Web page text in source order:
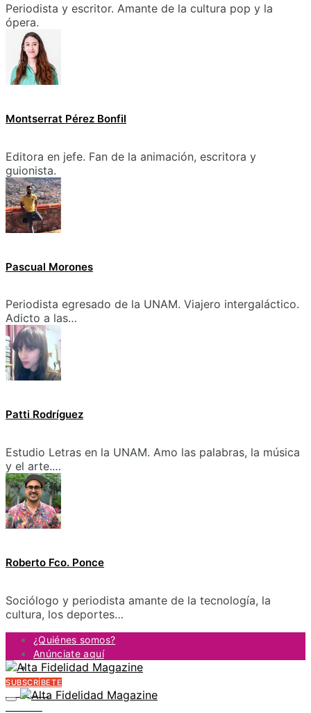
Periodista y escritor. Amante de la cultura pop y la
ópera.
Montserrat Pérez Bonfil
Editora en jefe. Fan de la animación, escritora y
guionista.
Pascual Morones
Periodista egresado de la UNAM. Viajero intergaláctico.
Adicto a las…
Patti Rodríguez
Estudio Letras en la UNAM. Amo las palabras, la música
y el arte.…
Roberto Fco. Ponce
Sociólogo y periodista amante de la tecnología, la
cultura, los deportes…
¿Quiénes somos?
Anúnciate aquí
Contacto
FACEBOOK
SUBSCRÍBETE